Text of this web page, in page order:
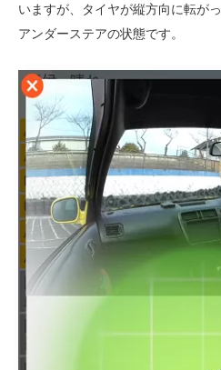
いますが、タイヤが縦方向に転がっ
アンダーステアの状態です。